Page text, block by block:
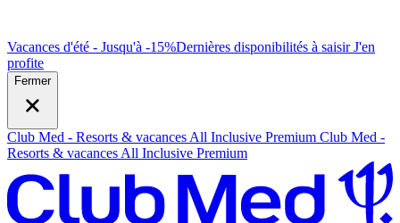
Vacances d'été - Jusqu'à -15%Dernières disponibilités à saisirJ'en
profite
Fermer
Club Med - Resorts & vacances All Inclusive Premium Club Med -
Resorts & vacances All Inclusive Premium